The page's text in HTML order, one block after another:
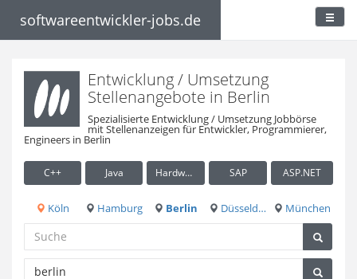
softwareentwickler-jobs.de
Entwicklung / Umsetzung
Stellenangebote in Berlin
Spezialisierte Entwicklung / Umsetzung Jobbörse
mit Stellenanzeigen für Entwickler, Programmierer,
Engineers in Berlin
C++ Java Hardware / Embedded SAP ASP.NET
Köln Hamburg Berlin Düsseldorf München